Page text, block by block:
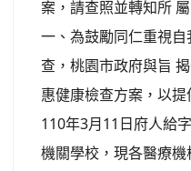
案，請查照並轉知所
一、為鼓勵同仁重視
查，桃園市政府與旨
惠健康檢查方案，以
110年3月11日府人給
機關學校，現各醫療機